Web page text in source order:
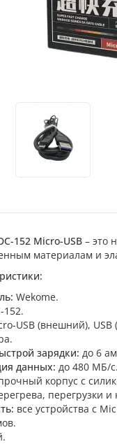
152 Micro-USB – это
материалам и
Wekome.
152.
USB (внешний),
зарядки: до 6
данных: до 480 МБ/
корпус с
перегрузки
все устройства с